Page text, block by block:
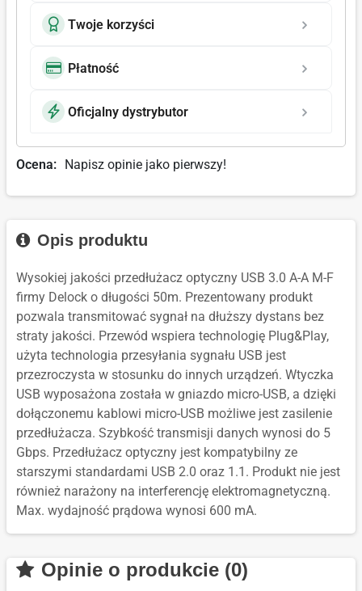
Twoje korzyści
Płatność
Oficjalny dystrybutor
Ocena: Napisz opinie jako pierwszy!
Opis produktu
Wysokiej jakości przedłużacz optyczny USB 3.0 A-A M-F
firmy Delock o długości 50m. Prezentowany produkt
pozwala transmitować sygnał na dłuższy dystans bez
straty jakości. Przewód wspiera technologię Plug&Play,
użyta technologia przesyłania sygnału USB jest
przezroczysta w stosunku do innych urządzeń. Wtyczka
USB wyposażona została w gniazdo micro-USB, a dzięki
dołączonemu kablowi micro-USB możliwe jest zasilenie
przedłużacza. Szybkość transmisji danych wynosi do 5
Gbps. Przedłużacz optyczny jest kompatybilny ze
starszymi standardami USB 2.0 oraz 1.1. Produkt nie jest
również narażony na interferencję elektromagnetyczną.
Max. wydajność prądowa wynosi 600 mA.
Opinie o produkcie (0)